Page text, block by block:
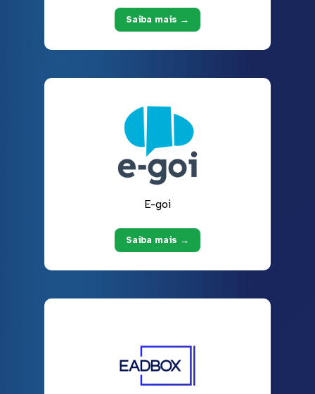
Saiba mais →
E-goi
Saiba mais →